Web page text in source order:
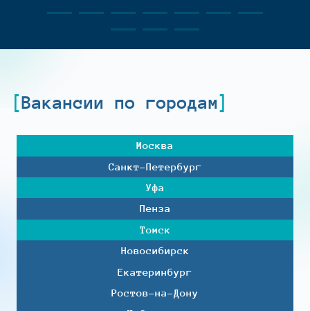
Вакансии по городам
Москва
Санкт-Петербург
Уфа
Пенза
Томск
Новосибирск
Екатеринбург
Ростов-на-Дону